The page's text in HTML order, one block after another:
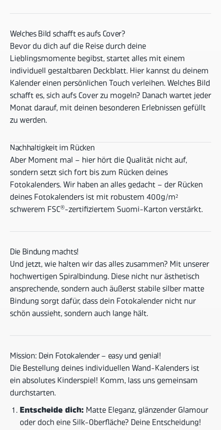
Welches Bild schafft es aufs Cover?
Bevor du dich auf die Reise durch deine
Lieblingsmomente begibst, startet alles mit einem
individuell gestaltbaren Deckblatt. Hier kannst du deinem
Kalender einen persönlichen Touch verleihen. Welches Bild
schafft es, sich aufs Cover zu mogeln? Danach wartet jeder
Monat darauf, mit deinen besonderen Erlebnissen gefüllt
zu werden.
Nachhaltigkeit im Rücken
Aber Moment mal – hier hört die Qualität nicht auf,
sondern setzt sich fort bis zum Rücken deines
Fotokalenders. Wir haben an alles gedacht – der Rücken
deines Fotokalenders ist mit robustem 400g/m²
schwerem FSC®-zertifiziertem Suomi-Karton verstärkt.
Die Bindung machts!
Und jetzt, wie halten wir das alles zusammen? Mit unserer
hochwertigen Spiralbindung. Diese nicht nur ästhetisch
ansprechende, sondern auch äußerst stabile silber matte
Bindung sorgt dafür, dass dein Fotokalender nicht nur
schön aussieht, sondern auch lange hält.
Mission: Dein Fotokalender – easy und genial!
Die Bestellung deines individuellen Wand-Kalenders ist
ein absolutes Kinderspiel! Komm, lass uns gemeinsam
durchstarten.
Entscheide dich: Matte Eleganz, glänzender Glamour
oder doch eine Silk-Oberfläche? Deine Entscheidung!